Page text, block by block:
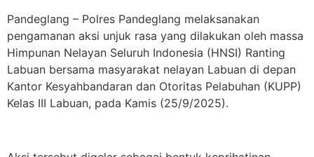
Pandeglang – Polres Pandeglang melaksanakan
pengamanan aksi unjuk rasa yang dilakukan oleh massa
Himpunan Nelayan Seluruh Indonesia (HNSI) Ranting
Labuan bersama masyarakat nelayan Labuan di depan
Kantor Kesyahbandaran dan Otoritas Pelabuhan (KUPP)
Kelas III Labuan, pada Kamis (25/9/2025).